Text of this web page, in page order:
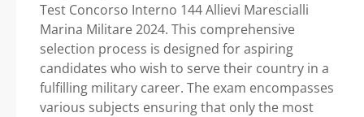
Test Concorso Interno 144 Allievi Marescialli
Marina Militare 2024. This comprehensive
selection process is designed for aspiring
candidates who wish to serve their country in a
fulfilling military career. The exam encompasses
various subjects ensuring that only the most